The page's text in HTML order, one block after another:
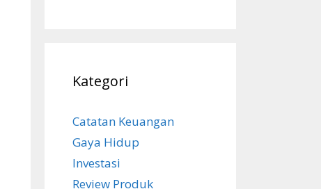
Kategori
Catatan Keuangan
Gaya Hidup
Investasi
Review Produk